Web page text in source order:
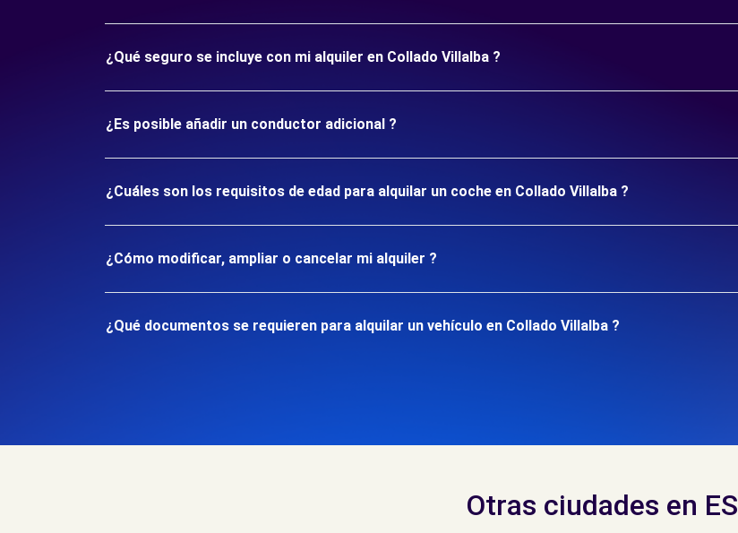
¿Qué seguro se incluye con mi alquiler en Collado Villalba ?
¿Es posible añadir un conductor adicional ?
¿Cuáles son los requisitos de edad para alquilar un coche en Collado Villalba ?
¿Cómo modificar, ampliar o cancelar mi alquiler ?
¿Qué documentos se requieren para alquilar un vehículo en Collado Villalba ?
Otras ciudades en ES